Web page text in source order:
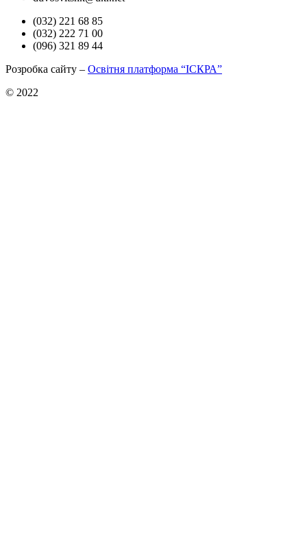
(032) 221 68 85
(032) 222 71 00
(096) 321 89 44
Розробка сайту – Освітня платформа “ІСКРА”
© 2022